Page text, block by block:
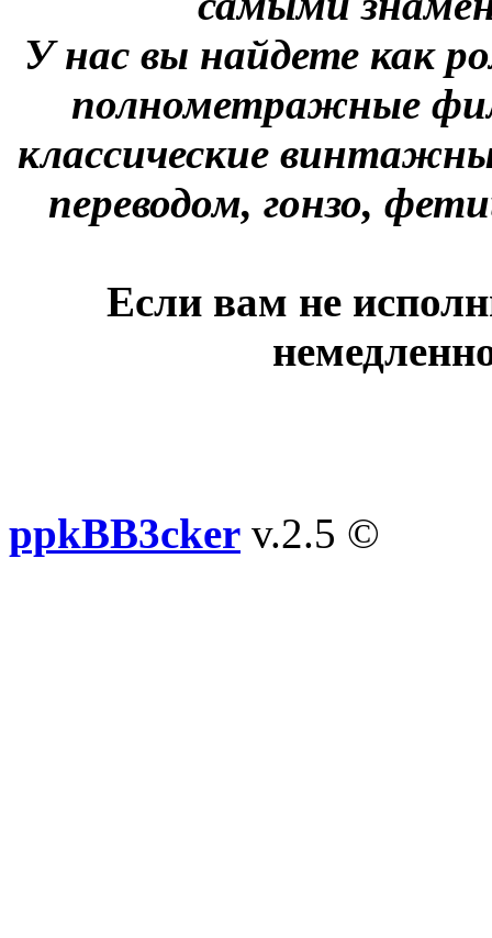
У нас вы найдете как
полнометражные
классические
переводом, гонзо,
Если вам не
ppkBB3cker v.2.5 ©